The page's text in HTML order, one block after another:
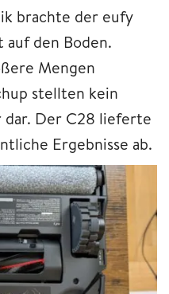
brachte der eufy
auf den Boden.
Mengen
stellten kein
Der C28 lieferte
Ergebnisse ab.